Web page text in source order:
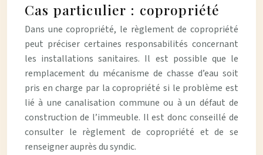
Cas particulier : copropriété
Dans une copropriété, le règlement de copropriété
peut préciser certaines responsabilités concernant
les installations sanitaires. Il est possible que le
remplacement du mécanisme de chasse d’eau soit
pris en charge par la copropriété si le problème est
lié à une canalisation commune ou à un défaut de
construction de l’immeuble. Il est donc conseillé de
consulter le règlement de copropriété et de se
renseigner auprès du syndic.